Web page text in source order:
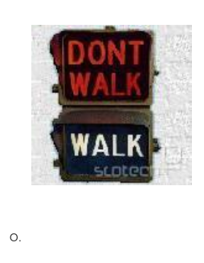
O.